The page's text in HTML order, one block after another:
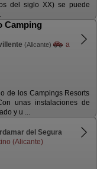
del siglo XX) se puede
Camping
(Alicante)
a
de los Campings Resorts
unas instalaciones de
y u ...
del Segura
(Alicante)